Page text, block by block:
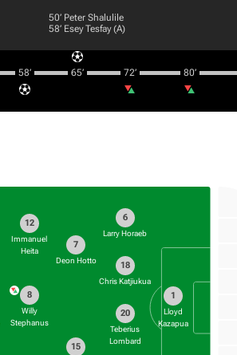
50‎’‎ Peter Shalulile
58‎’‎ Esey Tesfay(А)
58‎’‎ 65‎’‎ 72‎’‎ 80‎’‎
1
Lloyd
Kazapua
6
Larry Horaeb
18
Chris Katjiukua
20
Teberius
Lombard
7
Deon Hotto
15
12
Immanuel
Heita
8
Willy
Stephanus